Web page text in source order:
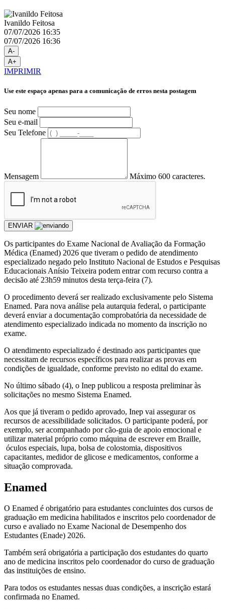
Ivanildo Feitosa
07/07/2026 16:35
07/07/2026 16:36
A-
A+
IMPRIMIR
Use este espaço apenas para a comunicação de erros nesta postagem
Seu nome
Seu e-mail
Seu Telefone
Mensagem Máximo 600 caracteres.
ENVIAR
Os participantes do Exame Nacional de Avaliação da Formação
Médica (Enamed) 2026 que tiveram o pedido de atendimento
especializado negado pelo Instituto Nacional de Estudos e Pesquisas
Educacionais Anísio Teixeira podem entrar com recurso contra a
decisão até 23h59 minutos desta terça-feira (7).
O procedimento deverá ser realizado exclusivamente pelo Sistema
Enamed. Para nova análise pela autarquia federal, o participante
deverá enviar a documentação comprobatória da necessidade de
atendimento especializado indicada no momento da inscrição no
exame.
O atendimento especializado é destinado aos participantes que
necessitam de recursos específicos para realizar as provas em
condições de igualdade, conforme previsto no edital do exame.
No último sábado (4), o Inep publicou a resposta preliminar às
solicitações no mesmo Sistema Enamed.
Aos que já tiveram o pedido aprovado, Inep vai assegurar os
recursos de acessibilidade solicitados. O participante poderá, por
exemplo, ser acompanhado por cão-guia de apoio emocional e
utilizar material próprio como máquina de escrever em Braille,
óculos especiais, lupa, bolsa de colostomia, dispositivos
capacitantes, medidor de glicose e medicamentos, conforme a
situação comprovada.
Enamed
O Enamed é obrigatório para estudantes concluintes dos cursos de
graduação em medicina habilitados e inscritos pelo coordenador de
curso e avaliado no Exame Nacional de Desempenho dos
Estudantes (Enade) 2026.
Também será obrigatória a participação dos estudantes do quarto
ano de medicina inscritos pelo coordenador do curso de graduação
das instituições de ensino.
Para todos os estudantes nessas duas condições, a inscrição estará
confirmada no Enamed.